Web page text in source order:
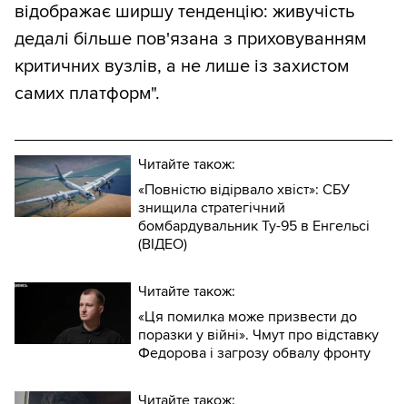
відображає ширшу тенденцію: живучість
дедалі більше пов'язана з приховуванням
критичних вузлів, а не лише із захистом
самих платформ".
Читайте також:
«Повністю відірвало хвіст»: СБУ
знищила стратегічний
бомбардувальник Ту-95 в Енгельсі
(ВІДЕО)
Читайте також:
«Ця помилка може призвести до
поразки у війні». Чмут про відставку
Федорова і загрозу обвалу фронту